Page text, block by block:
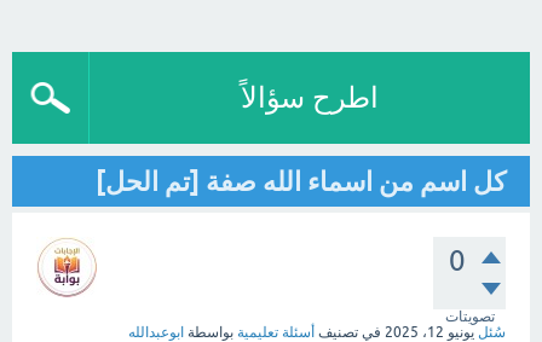
اطرح سؤالاً
كل اسم من اسماء الله صفة [تم الحل]
0
تصويتات
سُئل يونيو 12، 2025 في تصنيف أسئلة تعليمية بواسطة ابوعبدالله